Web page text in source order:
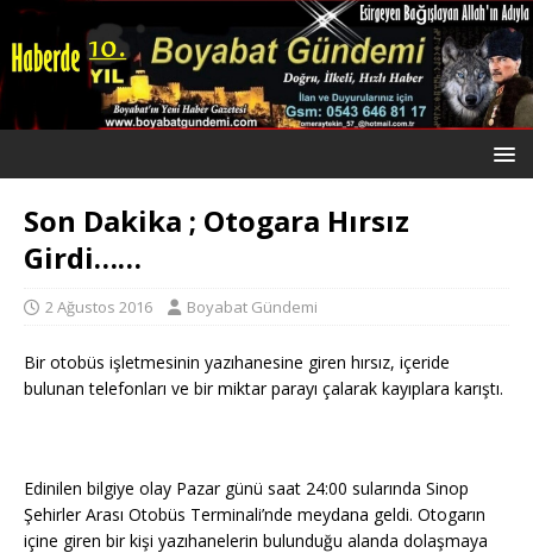
Son Dakika ; Otogara Hırsız
Girdi……
2 Ağustos 2016 Boyabat Gündemi
Bir otobüs işletmesinin yazıhanesine giren hırsız, içeride
bulunan telefonları ve bir miktar parayı çalarak kayıplara karıştı.
Edinilen bilgiye olay Pazar günü saat 24:00 sularında Sinop
Şehirler Arası Otobüs Terminali’nde meydana geldi. Otogarın
içine giren bir kişi yazıhanelerin bulunduğu alanda dolaşmaya